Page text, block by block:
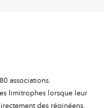
DE
associations.
limitrophes lorsque leur
des réginéens,